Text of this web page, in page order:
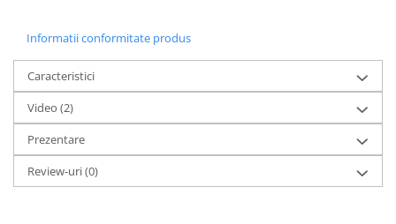
Informatii conformitate produs
Caracteristici
Video (2)
Prezentare
Review-uri(0)